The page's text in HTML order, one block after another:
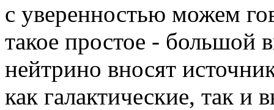
с уверенностью можем
такое простое - большой
нейтрино вносят
как галактические, так и